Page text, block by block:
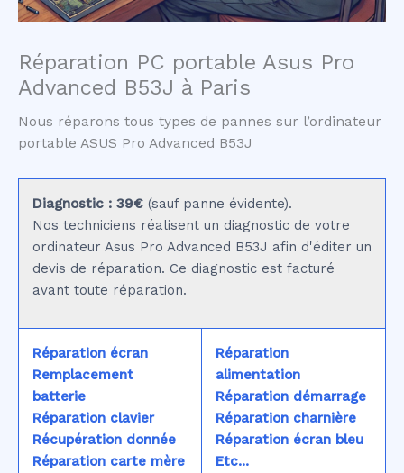
Réparation PC portable Asus Pro
Advanced B53J à Paris
Nous réparons tous types de pannes sur l’ordinateur
portable ASUS Pro Advanced B53J
Diagnostic : 39€ (sauf panne évidente).
Nos techniciens réalisent un diagnostic de votre
ordinateur Asus Pro Advanced B53J afin d'éditer un
devis de réparation. Ce diagnostic est facturé
avant toute réparation.
Réparation écran
Remplacement
batterie
Réparation clavier
Récupération donnée
Réparation carte mère
Réparation
alimentation
Réparation démarrage
Réparation charnière
Réparation écran bleu
Etc...